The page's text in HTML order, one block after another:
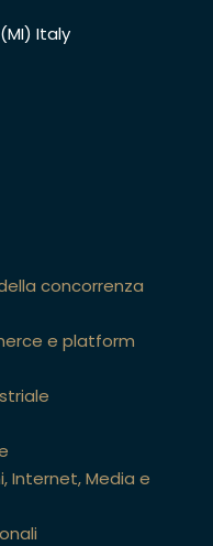
Italy
concorrenza
e platform
Internet, Media e